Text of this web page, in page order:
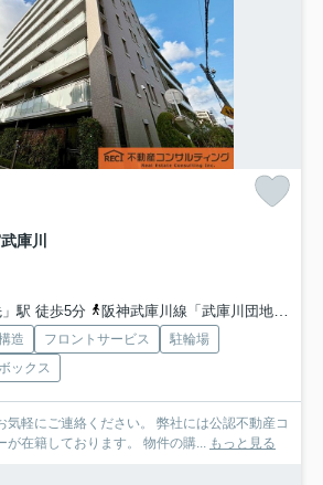
庫川
駅 徒歩5分
阪神武庫川線「武庫川団地前」駅 徒歩7分
造 フロントサービス
駐輪場
ックス
ください。 弊社には公認不動産コ
が在籍しております。 物件の購... もっと見る